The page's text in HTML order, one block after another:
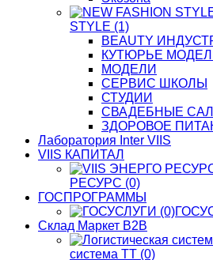
STYLE (1)
BЕАUTY
КУТЮРЬЕ
МОДЕЛИ
СЕРВИС ШКОЛЫ
СТУДИИ
СВАДЕБНЫЕ
ЗДОРОВОЕ
Лаборатория Inter VIIS
VIIS КАПИТАЛ
РЕСУРС (0)
ГОСПРОГРАММЫ
Склад Маркет В2В
система ТТ (0)